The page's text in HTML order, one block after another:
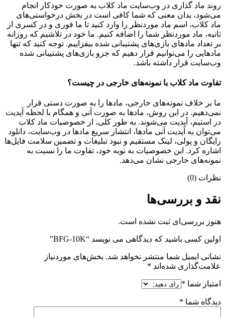
روند ماد گذاری در وب‌سایت ماد کلاب به صورت خودکار انجام
می‌شود، بدان معنی که شما کافی است در بخش درخواستی‌های
ماد کلاب، اسم ماد موردنظر را وارد کنید تا ما فوری و در کسری از
ثانیه، ماد موردنظر شما را اضافه کنیم. ما خود در تلاشیم که روزانه
بر تعداد مادهای بازی‌های پشتیبانی شده بیفزاییم. توجه کنید که تنها
مادهایی را می‌توانیم قرار دهیم که جزو بازی‌های پشتیبانی شده
وب‌سایت قرار داشته باشد.
تفاوت ماد کلاب با نمونه‌های خارجی در چیست؟
ما بر خلاف نمونه‌های خارجی، مادها را به صورت دستی قرار
نمی‌دهیم. در این روش، مادها به صورت آنی و همگام با لحظه آپدیت
در استیم، آپدیت می‌شوند. به طور کلی، از خصوصیات ماد کلاب
می‌‌توان به آپدیت آنی مادها، انتشار سریع مادها در وب‌سایت، دانلود
رایگان و پولی، لینک مستقیم و نبود تبلیغات و تضمین سلامت فایل‌ها
اشاره کرد. این خصوصیات به نوبه خود، تفاوت ما را نسبت به
نمونه‌های خارجی نشان می‌دهد.
نظرات (0)
نقد و بررسی‌ها
هنوز بررسی‌ای ثبت نشده است.
اولین کسی باشید که دیدگاهی می نویسد “BFG-10K”
نشانی ایمیل شما منتشر نخواهد شد. بخش‌های موردنیاز
علامت‌گذاری شده‌اند *
امتیاز شما *
دیدگاه شما *